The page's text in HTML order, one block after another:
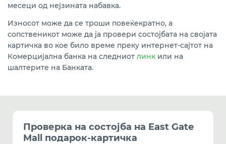
месеци од нејзината набавка.
Износот може да се троши повеќекратно, а
сопственикот може да ја провери состојбата на својата
картичка во кое било време преку интернет-сајтот на
Комерцијална банка на следниот линк или на
шалтерите на Банката.
Проверка на состојба на East Gate
Mall подарок-картичка